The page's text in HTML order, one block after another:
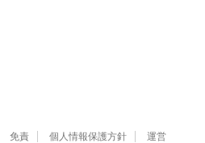
免責 個人情報保護方針 運営